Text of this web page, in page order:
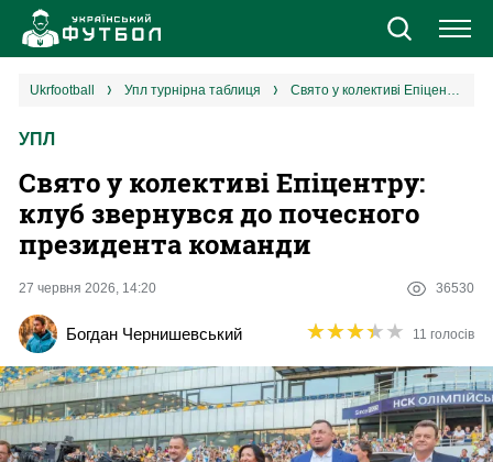
Новини
Єврокубки
УПЛ
2 ліга
Різне
ukrfootball упл турнірна таблиця Свято у колективі Епіцентру: клуб звернувся до почесного президента команди
УПЛ
Свято у колективі Епіцентру:
клуб звернувся до почесного
президента команди
27 червня 2026, 14:20 36530
Богдан Чернишевський ★★★★★
★★★★★ 11 голосів